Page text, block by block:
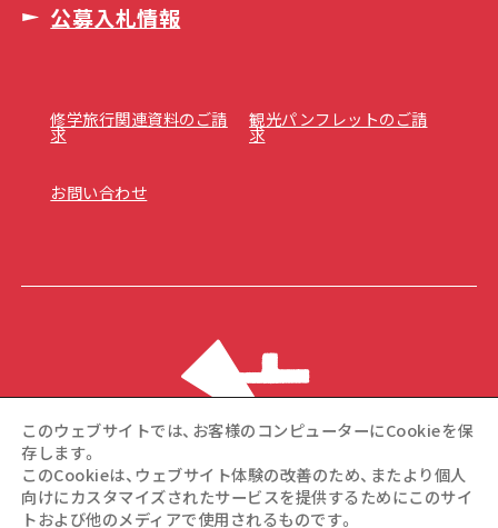
公募入札情報
修学旅行関連資料のご請
求
観光パンフレットのご請
求
お問い合わせ
©Hiroshima Tourism Association / Hiroshima Prefecture /
このウェブサイトでは、お客様のコンピューターにCookieを保
存します。
このCookieは、ウェブサイト体験の改善のため、またより個人
向けにカスタマイズされたサービスを提供するためにこのサイ
トおよび他のメディアで使用されるものです。